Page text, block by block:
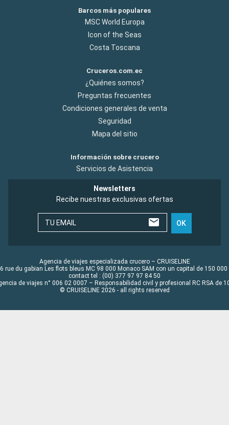
Barcos más populares
MSC World Europa
Icon of the Seas
Costa Toscana
Cruceros.com.ec
¿Quiénes somos?
Preguntas frecuentes
Condiciones generales de venta
Seguridad
Mapa del sitio
Información sobre crucero
Servicios de Asistencia
Newsletters
Recibe nuestras exclusivas ofertas
TU EMAIL OK
Agencia de viajes especializada crucero – CRUISELINE
rue du gabian Les flots bleus MC 98 000 Monaco SAM con un capital de 150 000
contact tel : (00) 377 97 97 84 50
de viajes n° 006 02 0007 – Responsabilidad civil y profesional RC RSA de
© CRUISELINE 2026 - all rights reserved